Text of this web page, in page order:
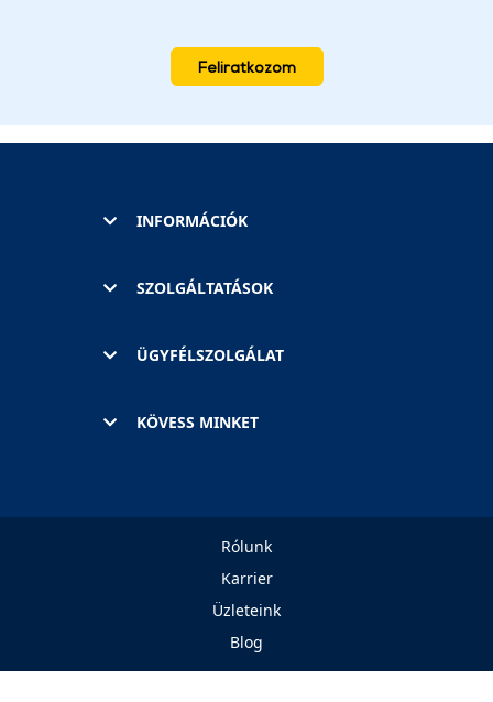
Feliratkozom
INFORMÁCIÓK
SZOLGÁLTATÁSOK
ÜGYFÉLSZOLGÁLAT
KÖVESS MINKET
Rólunk
Karrier
Üzleteink
Blog